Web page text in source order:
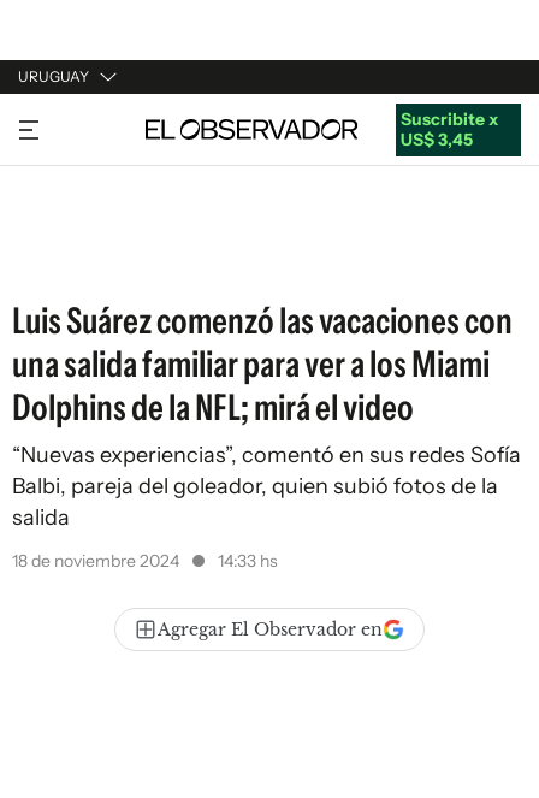
URUGUAY
URUGUAY
ARGENTINA
Suscribite x
US$ 3,45
Luis Suárez comenzó las vacaciones con
una salida familiar para ver a los Miami
Dolphins de la NFL; mirá el video
“Nuevas experiencias”, comentó en sus redes Sofía
Balbi, pareja del goleador, quien subió fotos de la
salida
18 de noviembre 2024 14:33 hs
Agregar El Observador en